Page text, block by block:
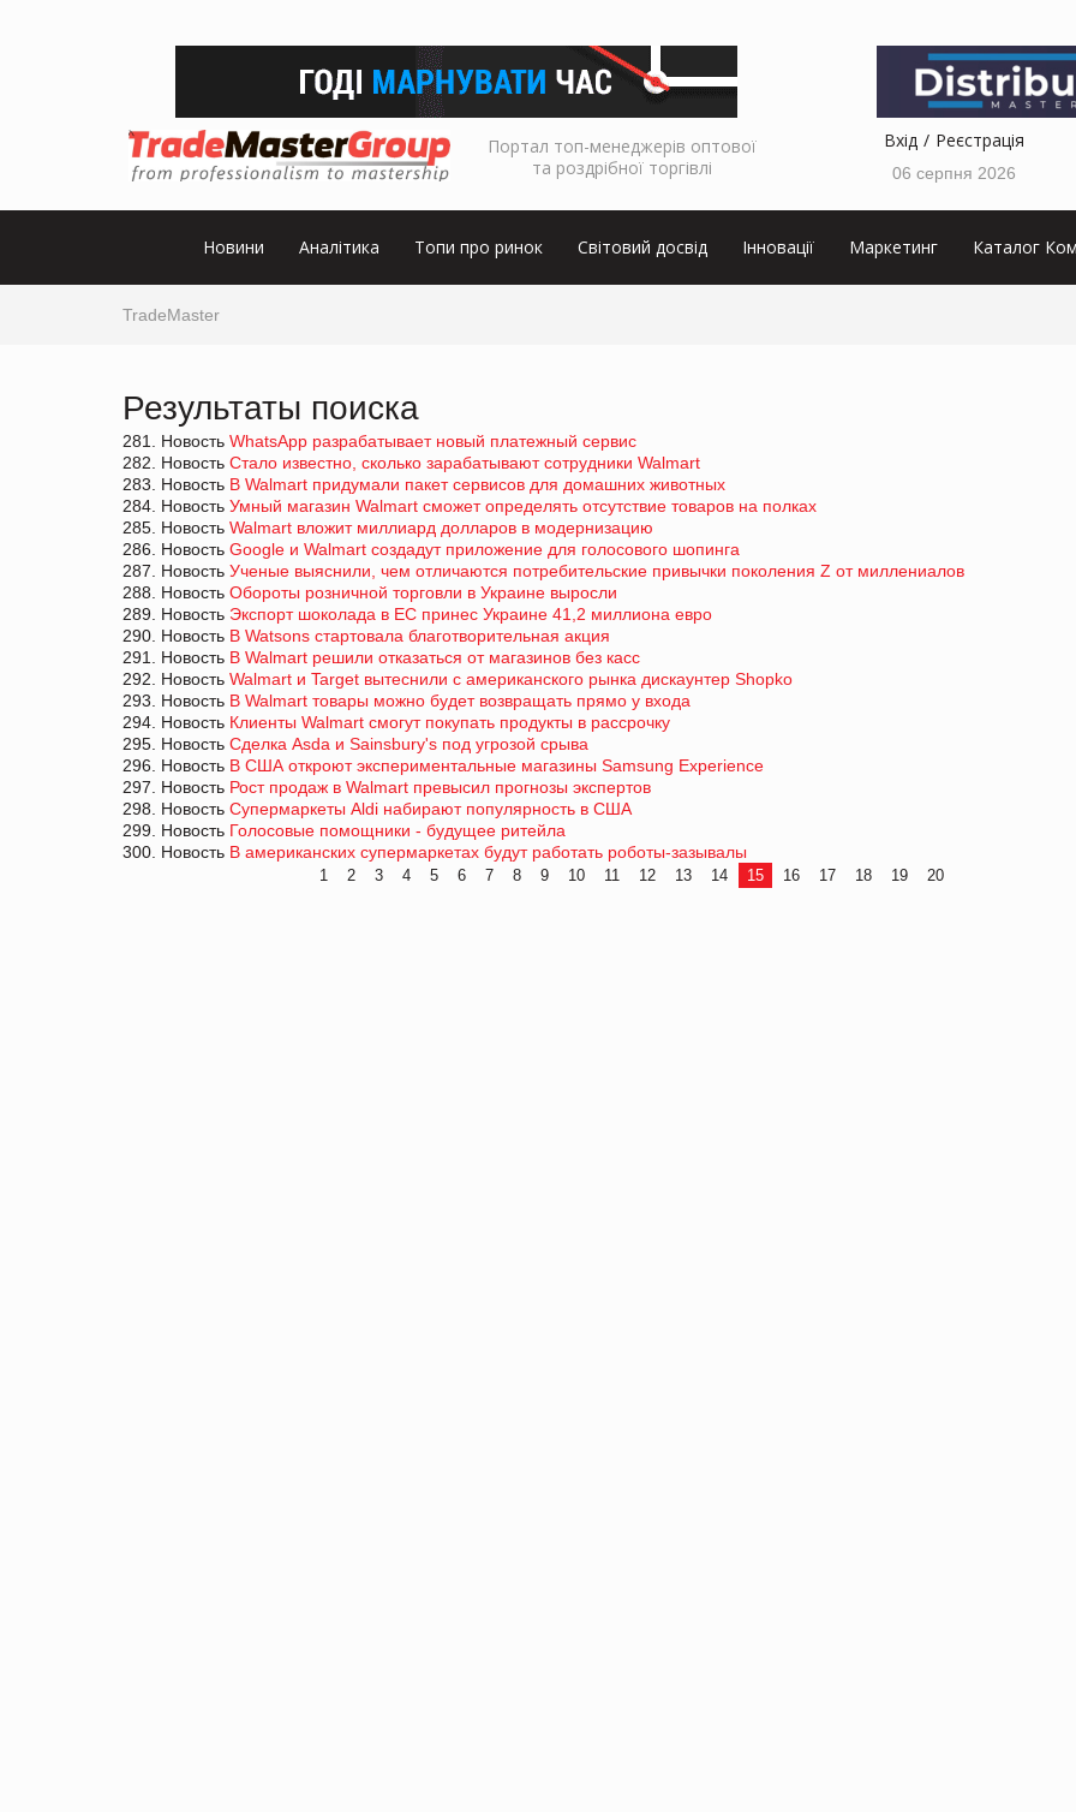
Портал топ-менеджерів оптової
та роздрібної торгівлі
Вхід Реєстрація
06 серпня 2026
Новини Аналітика Топи про ринок Світовий досвід Інновації Маркетинг Каталог
TradeMaster
Результаты поиска
281. Новость WhatsApp разрабатывает новый платежный сервис
282. Новость Стало известно, сколько зарабатывают сотрудники Walmart
283. Новость В Walmart придумали пакет сервисов для домашних животных
284. Новость Умный магазин Walmart сможет определять отсутствие товаров на полках
285. Новость Walmart вложит миллиард долларов в модернизацию
286. Новость Google и Walmart создадут приложение для голосового шопинга
287. Новость Ученые выяснили, чем отличаются потребительские привычки поколения Z от миллениалов
288. Новость Обороты розничной торговли в Украине выросли
289. Новость Экспорт шоколада в ЕС принес Украине 41,2 миллиона евро
290. Новость В Watsons стартовала благотворительная акция
291. Новость В Walmart решили отказаться от магазинов без касс
292. Новость Walmart и Target вытеснили с американского рынка дискаунтер Shopko
293. Новость В Walmart товары можно будет возвращать прямо у входа
294. Новость Клиенты Walmart смогут покупать продукты в рассрочку
295. Новость Сделка Asda и Sainsbury's под угрозой срыва
296. Новость В США откроют экспериментальные магазины Samsung Experience
297. Новость Рост продаж в Walmart превысил прогнозы экспертов
298. Новость Супермаркеты Aldi набирают популярность в США
299. Новость Голосовые помощники - будущее ритейла
300. Новость В американских супермаркетах будут работать роботы-зазывалы
1 2 3 4 5 6 7 8 9 10 11 12 13 14 15 16 17 18 19 20